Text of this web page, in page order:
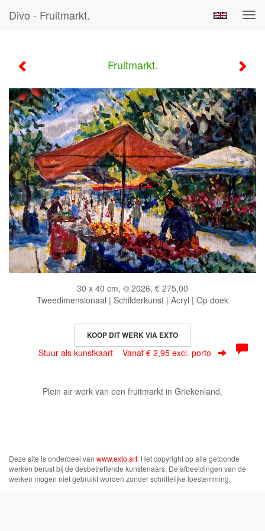
Divo - Fruitmarkt.
Fruitmarkt.
30 x 40 cm, © 2026, € 275,00
Tweedimensionaal | Schilderkunst | Acryl | Op doek
KOOP DIT WERK VIA EXTO
Stuur als kunstkaart Vanaf € 2,95 excl. porto
Plein air werk van een fruitmarkt in Griekenland.
Deze site is onderdeel van www.exto.art. Het copyright op alle getoonde
werken berust bij de desbetreffende kunstenaars. De afbeeldingen van de
werken mogen niet gebruikt worden zonder schriftelijke toestemming.